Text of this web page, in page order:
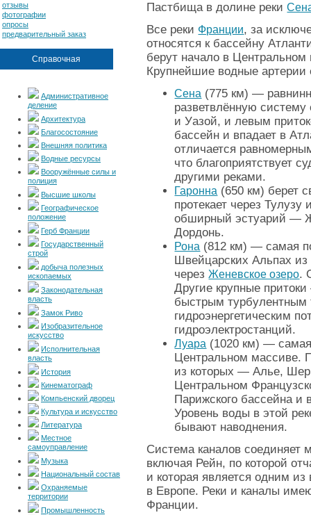
отзывы
фотографии
опросы
предварительный заказ
Справочная
Административное
деление
Архитектура
Благосостояние
Внешняя политика
Водные ресурсы
Вооружённые силы и
полиция
Высшие школы
Географическое
положение
Герб Франции
Государственный
строй
добыча полезных
ископаемых
Законодательная
власть
Замок Риво
Изобразительное
искусство
Исполнительная
власть
История
Кинематограф
Компьенский дворец
Культура и искусство
Литература
Местное
самоуправление
Музыка
Национальный состав
Охраняемые
территории
Промышленность
Пастбища в долине реки
Все реки Франции, за
относятся к бассейну
берут начало в
Крупнейшие водные артерии
Сена (775 км) —
разветвлённую
и Уазой, и левым
бассейн и впадает в
отличается
что благоприятствует
другими реками.
Гаронна (650 км) берет
протекает через
обширный эстуарий —
Дордонь.
Рона (812 км) — самая
Швейцарских Альпах из
черезЖеневское озеро.
Другие крупные
быстрым
гидроэнергетическим
гидроэлектростанций.
Луара (1020 км) —
Центральном массиве.
из которых — Алье,
Центральном
Парижского бассейна и
Уровень воды в этой
бывают наводнения.
Система каналов соединяет
включая Рейн, по которой
и которая является одним
в Европе. Реки и каналы
Франции.